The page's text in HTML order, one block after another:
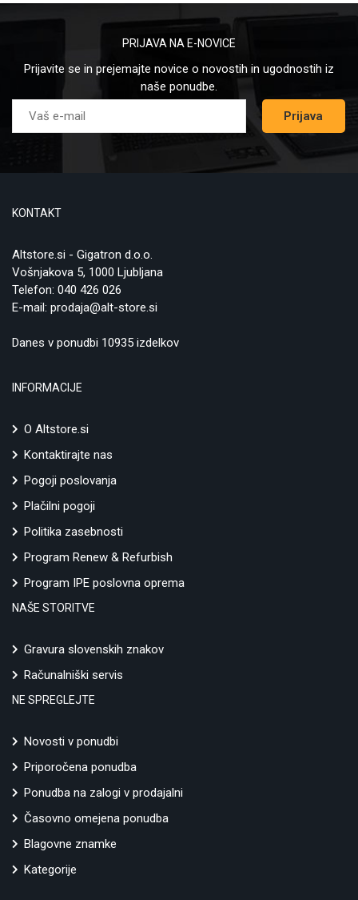
PRIJAVA NA E-NOVICE
Prijavite se in prejemajte novice o novostih in ugodnostih iz
naše ponudbe.
Prijava
KONTAKT
Altstore.si - Gigatron d.o.o.
Vošnjakova 5, 1000 Ljubljana
Telefon: 040 426 026
E-mail: prodaja@alt-store.si
Danes v ponudbi 10935 izdelkov
INFORMACIJE
O Altstore.si
Kontaktirajte nas
Pogoji poslovanja
Plačilni pogoji
Politika zasebnosti
Program Renew & Refurbish
Program IPE poslovna oprema
NAŠE STORITVE
Gravura slovenskih znakov
Računalniški servis
NE SPREGLEJTE
Novosti v ponudbi
Priporočena ponudba
Ponudba na zalogi v prodajalni
Časovno omejena ponudba
Blagovne znamke
Kategorije